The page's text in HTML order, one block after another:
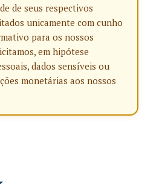
de seus respectivos
unicamente com cunho
para os nossos
em hipótese
dados sensíveis ou
monetárias aos nossos